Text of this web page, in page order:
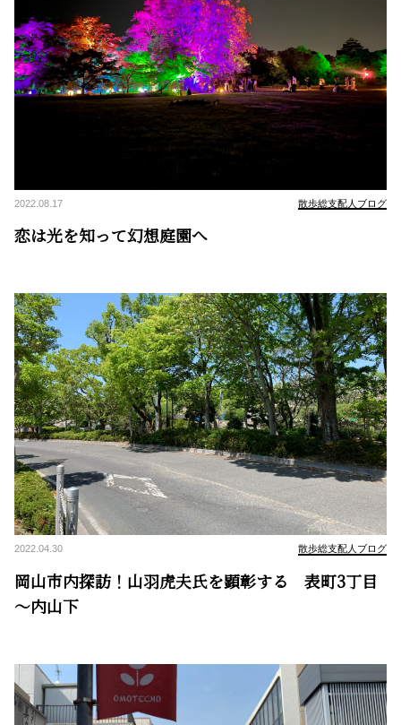
2022.08.17 散歩総支配人ブログ
恋は光を知って幻想庭園へ
2022.04.30 散歩総支配人ブログ
岡山市内探訪！山羽虎夫氏を顕彰する 表町3丁目
～内山下